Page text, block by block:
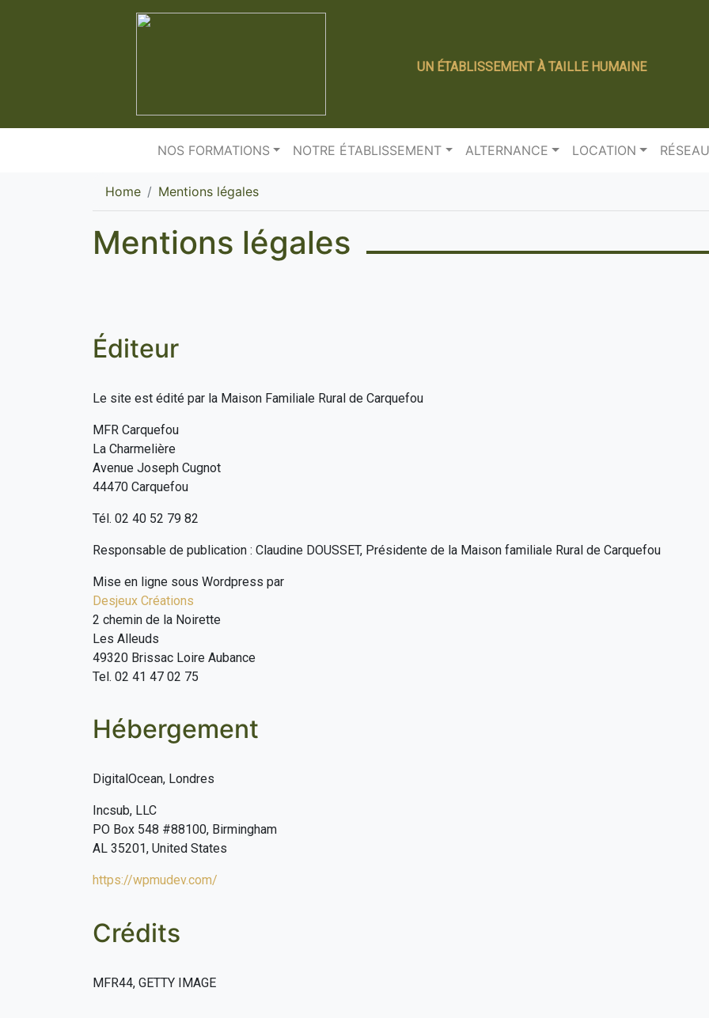
UN ÉTABLISSEMENT À TAILLE HUMAINE
NOS FORMATIONS NOTRE ÉTABLISSEMENT ALTERNANCE LOCATION
Home Mentions légales
Mentions légales
Éditeur
Le site est édité par la Maison Familiale Rural de Carquefou
MFR Carquefou
La Charmelière
Avenue Joseph Cugnot
44470 Carquefou
Tél. 02 40 52 79 82
Responsable de publication : Claudine DOUSSET, Présidente de la Maison familiale Rural de Carquefou
Mise en ligne sous Wordpress par
Desjeux Créations
2 chemin de la Noirette
Les Alleuds
49320 Brissac Loire Aubance
Tel. 02 41 47 02 75
Hébergement
DigitalOcean, Londres
Incsub, LLC
PO Box 548 #88100, Birmingham
AL 35201, United States
https://wpmudev.com/
Crédits
MFR44, GETTY IMAGE